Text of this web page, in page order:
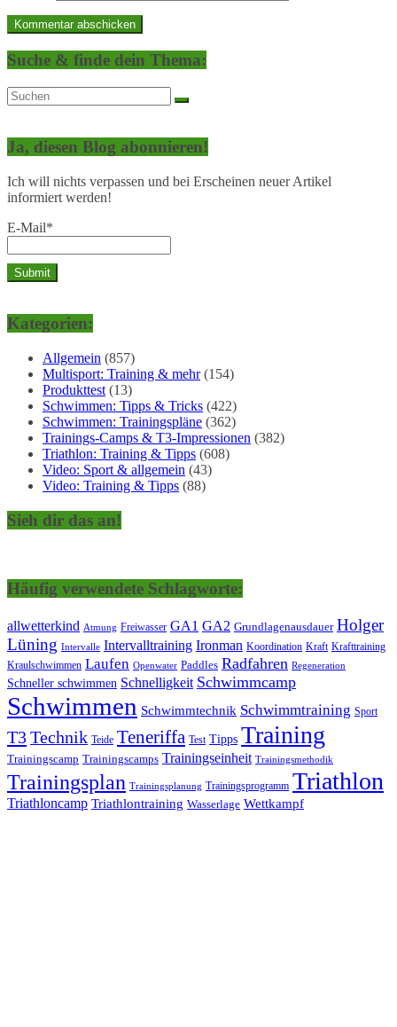
Suche & finde dein Thema:
Ja, diesen Blog abonnieren!
Ich will nichts verpassen und bei Erscheinen neuer Artikel
informiert werden!
E-Mail*
Kategorien:
Allgemein (857)
Multisport: Training & mehr(154)
Produkttest (13)
Schwimmen: Tipps & Tricks (422)
Schwimmen: Trainingspläne (362)
Trainings-Camps & T3-Impressionen (382)
Triathlon: Training & Tipps (608)
Video: Sport & allgemein (43)
Video: Training & Tipps (88)
Sieh dir das an!
Häufig verwendete Schlagworte:
allwetterkind Atmung Freiwasser GA1 GA2 Grundlagenausdauer Holger
Lüning Intervalle Intervalltraining Ironman Koordination Kraft Krafttraining
Kraulschwimmen Laufen Openwater Paddles Radfahren Regeneration
Schneller schwimmen Schnelligkeit Schwimmcamp
Schwimmen Schwimmtechnik Schwimmtraining Sport
T3Technik Teide Teneriffa Test Tipps Training
Trainingscamp Trainingscamps Trainingseinheit Trainingsmethodik
Trainingsplan Trainingsplanung Trainingsprogramm Triathlon
Triathloncamp Triathlontraining Wasserlage Wettkampf